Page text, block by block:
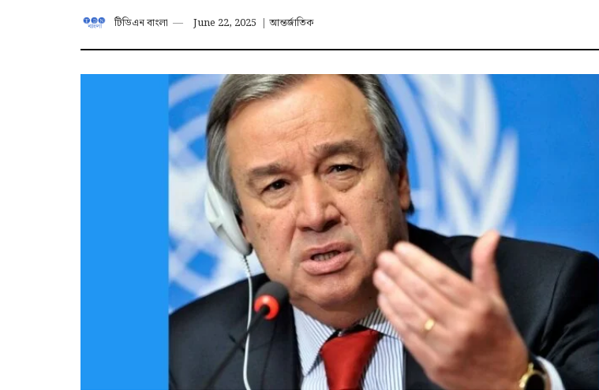
টিডিএন বাংলা June 22, 2025 | আন্তর্জাতিক